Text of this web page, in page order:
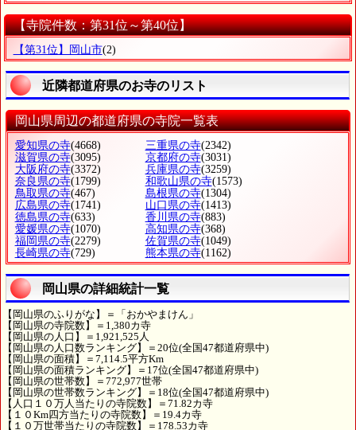
【寺院件数：第31位～第40位】
【第31位】岡山市(2)
近隣都道府県のお寺のリスト
岡山県周辺の都道府県の寺院一覧表
愛知県の寺(4668) 三重県の寺(2342)
滋賀県の寺(3095) 京都府の寺(3031)
大阪府の寺(3372) 兵庫県の寺(3259)
奈良県の寺(1799) 和歌山県の寺(1573)
鳥取県の寺(467) 島根県の寺(1304)
広島県の寺(1741) 山口県の寺(1413)
徳島県の寺(633) 香川県の寺(883)
愛媛県の寺(1070) 高知県の寺(368)
福岡県の寺(2279) 佐賀県の寺(1049)
長崎県の寺(729) 熊本県の寺(1162)
岡山県の詳細統計一覧
【岡山県のふりがな】＝「おかやまけん」
【岡山県の寺院数】＝1,380カ寺
【岡山県の人口】＝1,921,525人
【岡山県の人口数ランキング】＝20位(全国47都道府県中)
【岡山県の面積】＝7,114.5平方Km
【岡山県の面積ランキング】＝17位(全国47都道府県中)
【岡山県の世帯数】＝772,977世帯
【岡山県の世帯数ランキング】＝18位(全国47都道府県中)
【人口１０万人当たりの寺院数】＝71.82カ寺
【１０Km四方当たりの寺院数】＝19.4カ寺
【１０万世帯当たりの寺院数】＝178.53カ寺